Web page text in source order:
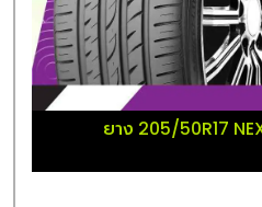
ยาง 205/50R17